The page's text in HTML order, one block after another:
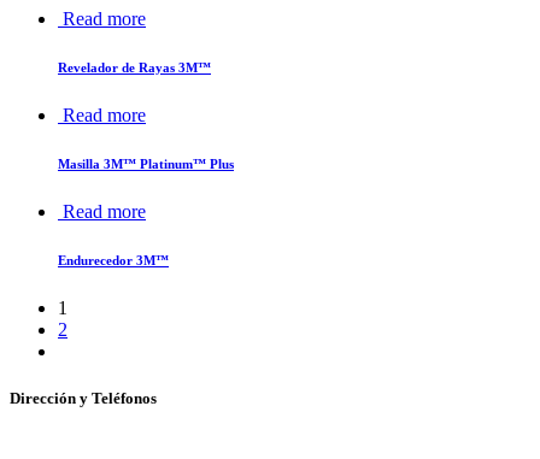
Read more
Revelador de Rayas 3M™
Read more
Masilla 3M™ Platinum™ Plus
Read more
Endurecedor 3M™
1
2
Dirección y Teléfonos